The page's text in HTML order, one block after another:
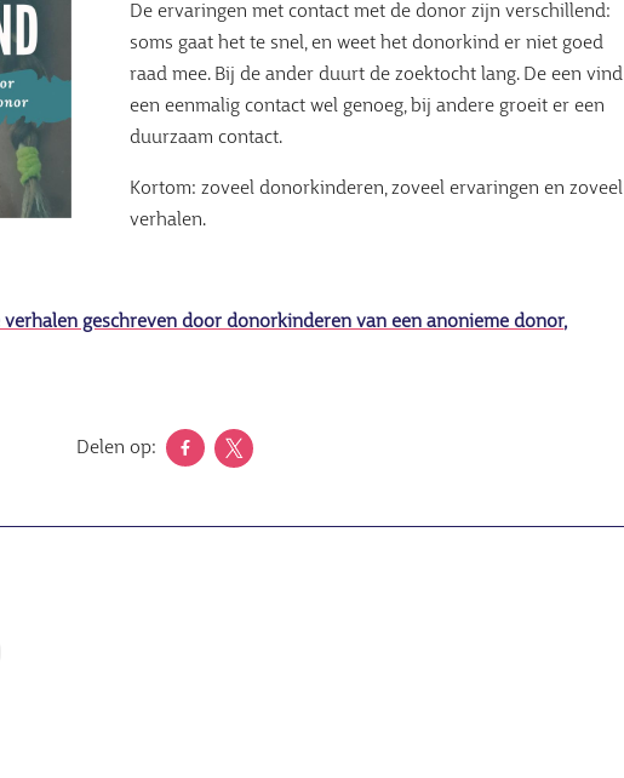
De ervaringen met contact met de donor zijn verschillend:
soms gaat het te snel, en weet het donorkind er niet goed
raad mee. Bij de ander duurt de zoektocht lang. De een vind
een eenmalig contact wel genoeg, bij andere groeit er een
duurzaam contact.
Kortom: zoveel donorkinderen, zoveel ervaringen en zoveel
verhalen.
geschreven door donorkinderen van een anonieme donor,
Delen op: